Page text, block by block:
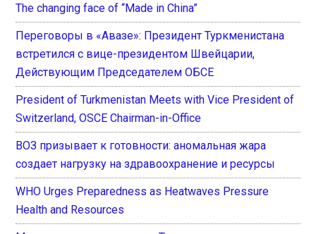
The changing face of “Made in China”
Переговоры в «Авазе»: Президент Туркменистана
встретился с вице-президентом Швейцарии,
Действующим Председателем ОБСЕ
President of Turkmenistan Meets with Vice President of
Switzerland, OSCE Chairman-in-Office
ВОЗ призывает к готовности: аномальная жара
создает нагрузку на здравоохранение и ресурсы
WHO Urges Preparedness as Heatwaves Pressure
Health and Resources